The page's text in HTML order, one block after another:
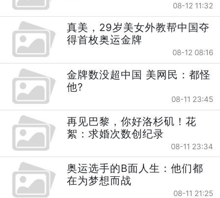
08-12 11:32
真美，29岁美女外教帮中国夺
得首枚奥运金牌
08-12 08:16
金牌数没超中国 美网民：都怪
他?
08-11 23:45
再见巴黎，你好洛杉矶！花
絮：求婚次数创纪录
08-11 23:34
奥运选手的B面人生：他们都
在为梦想而战
08-11 21:25